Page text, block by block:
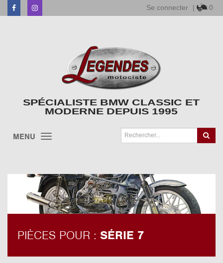
FacebookInstagram Se connecter | 0
SPÉCIALISTE BMW CLASSIC ET
MODERNE DEPUIS 1995
MENU
PIÈCES POUR : SÉRIE 7